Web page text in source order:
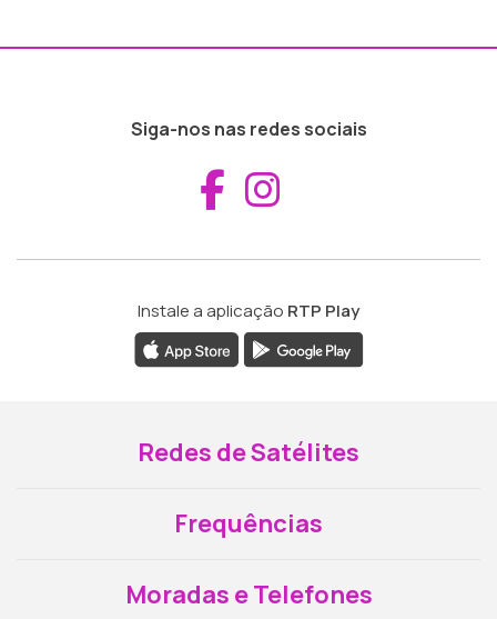
Siga-nos nas redes sociais
Aceder ao
Instale a aplicação RTP Play
Redes de Satélites
Frequências
Moradas e Telefones